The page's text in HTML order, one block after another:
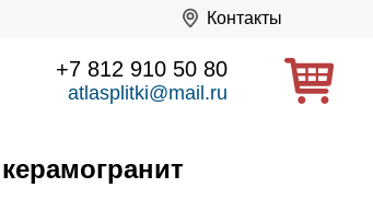
Контакты
+7 812 910 50 80
atlasplitki@mail.ru